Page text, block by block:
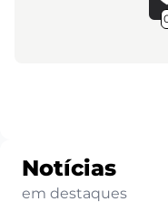
Notícias
em destaques